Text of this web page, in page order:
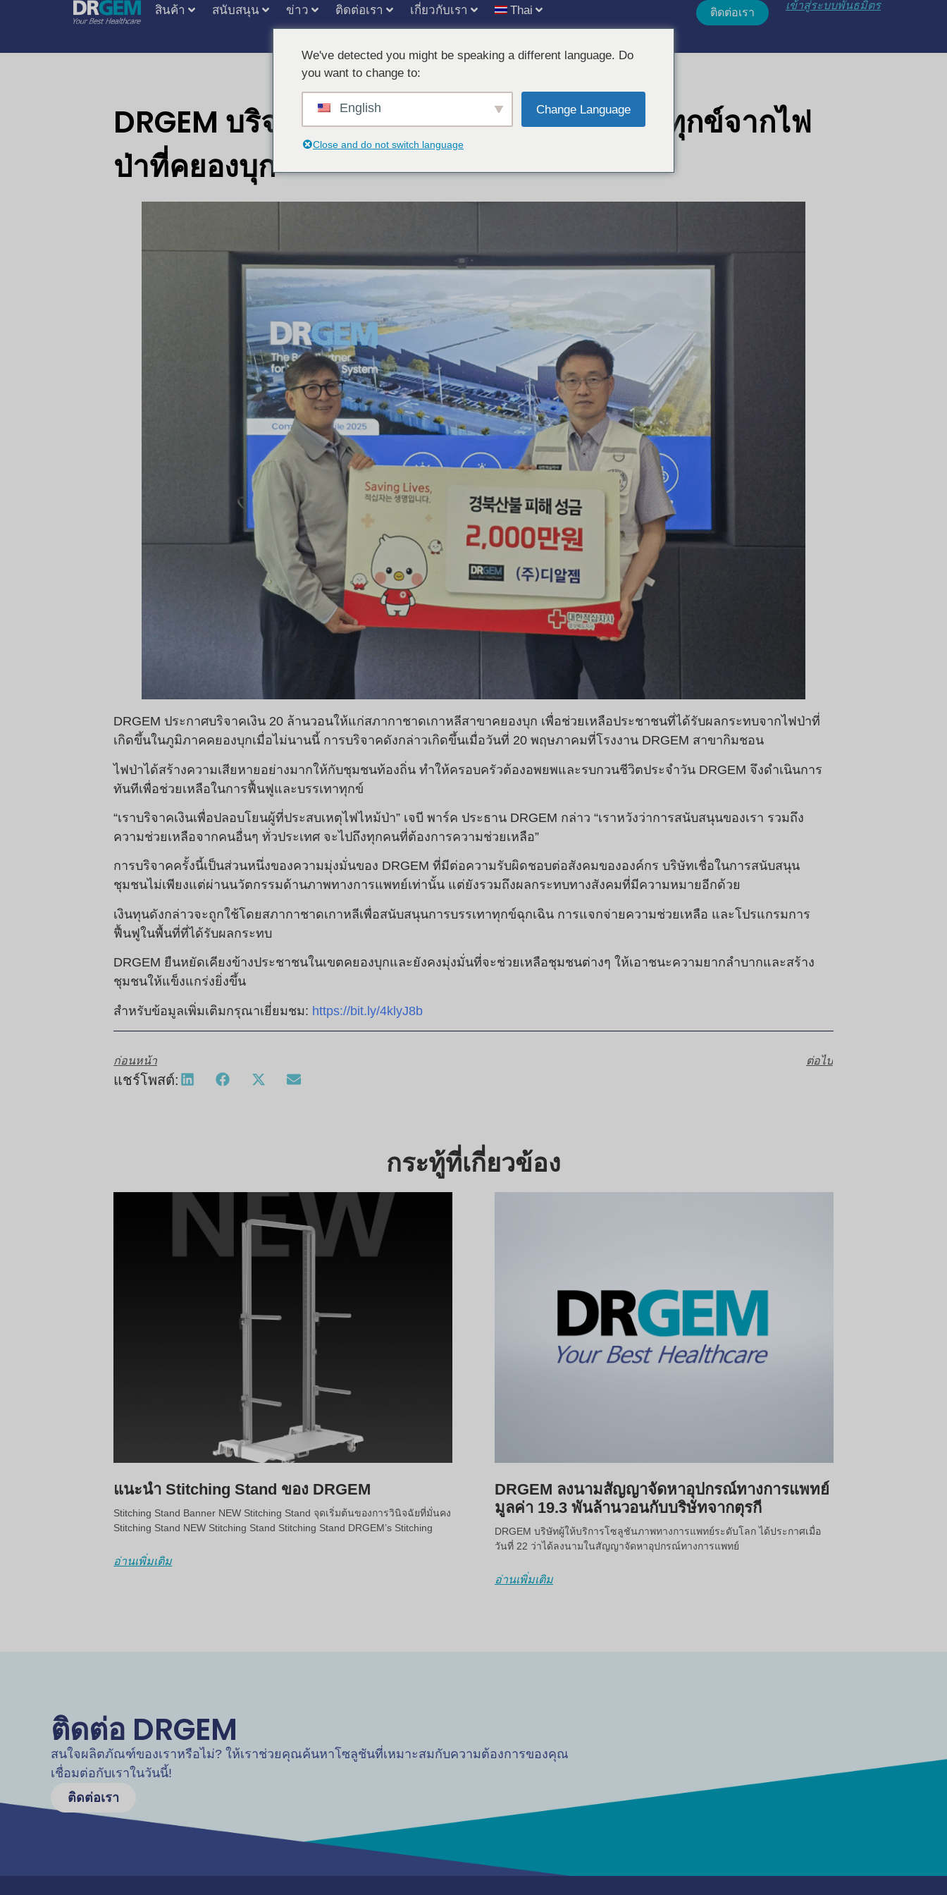
สินค้า สนับสนุน ข่าว ติดต่อเรา เกี่ยวกับเรา Thai ติดต่อเรา
เข้าสู่ระบบพันธมิตร
DRGEM บริจาคเงิน 20 ล้านวอนเพื่อบรรเทาทุกข์จากไฟ
ป่าที่คยองบุก
DRGEM ประกาศบริจาคเงิน 20 ล้านวอนให้แก่สภากาชาดเกาหลีสาขาคยองบุก เพื่อช่วยเหลือประชาชนที่ได้รับผลกระทบจากไฟป่าที่
เกิดขึ้นในภูมิภาคคยองบุกเมื่อไม่นานนี้ การบริจาคดังกล่าวเกิดขึ้นเมื่อวันที่ 20 พฤษภาคมที่โรงงาน DRGEM สาขากิมชอน
ไฟป่าได้สร้างความเสียหายอย่างมากให้กับชุมชนท้องถิ่น ทำให้ครอบครัวต้องอพยพและรบกวนชีวิตประจำวัน DRGEM จึงดำเนินการ
ทันทีเพื่อช่วยเหลือในการฟื้นฟูและบรรเทาทุกข์
“เราบริจาคเงินเพื่อปลอบโยนผู้ที่ประสบเหตุไฟไหม้ป่า” เจบี พาร์ค ประธาน DRGEM กล่าว “เราหวังว่าการสนับสนุนของเรา รวมถึง
ความช่วยเหลือจากคนอื่นๆ ทั่วประเทศ จะไปถึงทุกคนที่ต้องการความช่วยเหลือ”
การบริจาคครั้งนี้เป็นส่วนหนึ่งของความมุ่งมั่นของ DRGEM ที่มีต่อความรับผิดชอบต่อสังคมขององค์กร บริษัทเชื่อในการสนับสนุน
ชุมชนไม่เพียงแต่ผ่านนวัตกรรมด้านภาพทางการแพทย์เท่านั้น แต่ยังรวมถึงผลกระทบทางสังคมที่มีความหมายอีกด้วย
เงินทุนดังกล่าวจะถูกใช้โดยสภากาชาดเกาหลีเพื่อสนับสนุนการบรรเทาทุกข์ฉุกเฉิน การแจกจ่ายความช่วยเหลือ และโปรแกรมการ
ฟื้นฟูในพื้นที่ที่ได้รับผลกระทบ
DRGEM ยืนหยัดเคียงข้างประชาชนในเขตคยองบุกและยังคงมุ่งมั่นที่จะช่วยเหลือชุมชนต่างๆ ให้เอาชนะความยากลำบากและสร้าง
ชุมชนให้แข็งแกร่งยิ่งขึ้น
สำหรับข้อมูลเพิ่มเติมกรุณาเยี่ยมชม: https://bit.ly/4klyJ8b
ก่อนหน้า ต่อไป
แชร์โพสต์:
กระทู้ที่เกี่ยวข้อง
แนะนำ Stitching Stand ของ DRGEM
Stitching Stand Banner NEW Stitching Stand จุดเริ่มต้นของการวินิจฉัยที่มั่นคง
Stitching Stand NEW Stitching Stand Stitching Stand DRGEM’s Stitching
อ่านเพิ่มเติม
DRGEM ลงนามสัญญาจัดหาอุปกรณ์ทางการแพทย์
มูลค่า 19.3 พันล้านวอนกับบริษัทจากตุรกี
DRGEM บริษัทผู้ให้บริการโซลูชันภาพทางการแพทย์ระดับโลก ได้ประกาศเมื่อ
วันที่ 22 ว่าได้ลงนามในสัญญาจัดหาอุปกรณ์ทางการแพทย์
อ่านเพิ่มเติม
ติดต่อ DRGEM
สนใจผลิตภัณฑ์ของเราหรือไม่? ให้เราช่วยคุณค้นหาโซลูชันที่เหมาะสมกับความต้องการของคุณ
เชื่อมต่อกับเราในวันนี้!
ติดต่อเรา
We've detected you might be speaking a different language. Do
you want to change to:
English Change Language
Close and do not switch language